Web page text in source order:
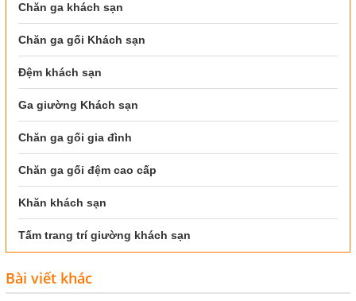
Chăn ga khách sạn
Chăn ga gối Khách sạn
Đệm khách sạn
Ga giường Khách sạn
Chăn ga gối gia đình
Chăn ga gối đệm cao cấp
Khăn khách sạn
Tấm trang trí giường khách sạn
Bài viết khác